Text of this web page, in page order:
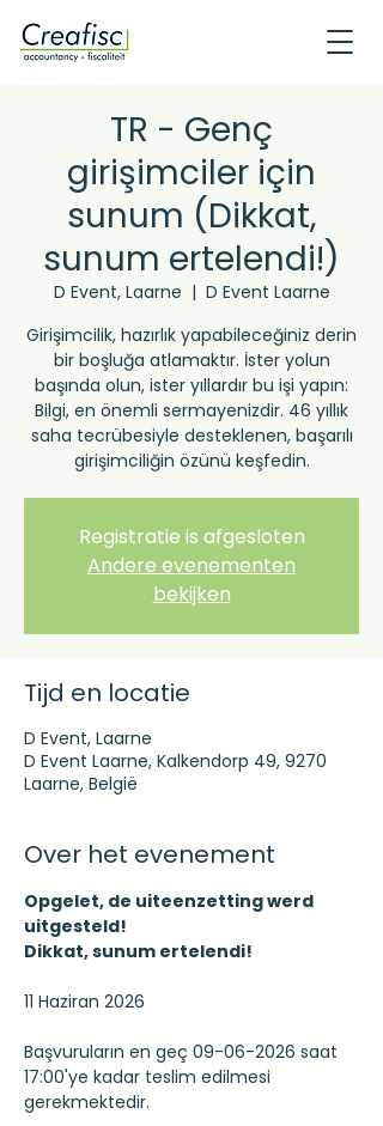
TR - Genç
girişimciler için
sunum (Dikkat,
sunum ertelendi!)
D Event, Laarne
  |
D Event Laarne
Girişimcilik, hazırlık yapabileceğiniz derin
bir boşluğa atlamaktır. İster yolun
başında olun, ister yıllardır bu işi yapın:
Bilgi, en önemli sermayenizdir. 46 yıllık
saha tecrübesiyle desteklenen, başarılı
girişimciliğin özünü keşfedin.
Registratie is afgesloten
Andere evenementen
bekijken
Tijd en locatie
D Event, Laarne
D Event Laarne, Kalkendorp 49, 9270
Laarne, België
Over het evenement
Opgelet, de uiteenzetting werd
uitgesteld!
Dikkat, sunum ertelendi!
11 Haziran 2026
Başvuruların en geç 09-06-2026 saat
17:00'ye kadar teslim edilmesi
gerekmektedir.